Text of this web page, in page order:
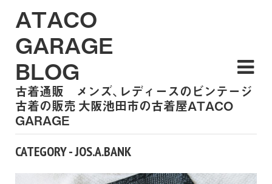
ATACO
GARAGE
BLOG
古着通販 メンズ、レディースのビンテージ
古着の販売 大阪池田市の古着屋ATACO
GARAGE
CATEGORY - JOS.A.BANK